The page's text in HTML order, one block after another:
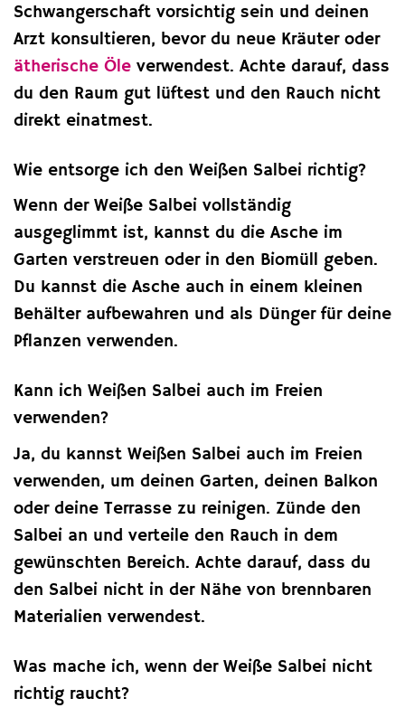
Schwangerschaft vorsichtig sein und deinen
Arzt konsultieren, bevor du neue Kräuter oder
ätherische Öle verwendest. Achte darauf, dass
du den Raum gut lüftest und den Rauch nicht
direkt einatmest.
Wie entsorge ich den Weißen Salbei richtig?
Wenn der Weiße Salbei vollständig
ausgeglimmt ist, kannst du die Asche im
Garten verstreuen oder in den Biomüll geben.
Du kannst die Asche auch in einem kleinen
Behälter aufbewahren und als Dünger für deine
Pflanzen verwenden.
Kann ich Weißen Salbei auch im Freien
verwenden?
Ja, du kannst Weißen Salbei auch im Freien
verwenden, um deinen Garten, deinen Balkon
oder deine Terrasse zu reinigen. Zünde den
Salbei an und verteile den Rauch in dem
gewünschten Bereich. Achte darauf, dass du
den Salbei nicht in der Nähe von brennbaren
Materialien verwendest.
Was mache ich, wenn der Weiße Salbei nicht
richtig raucht?